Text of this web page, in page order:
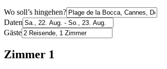
Wo soll’s hingehen?
Daten
Gäste
Zimmer 1